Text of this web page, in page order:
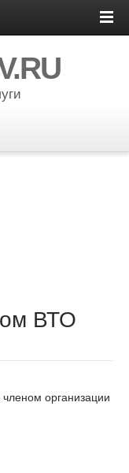
ВТО
членом организации